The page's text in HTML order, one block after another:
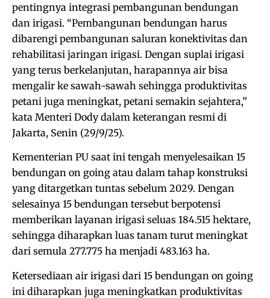
pentingnya integrasi pembangunan bendungan
dan irigasi. “Pembangunan bendungan harus
dibarengi pembangunan saluran konektivitas dan
rehabilitasi jaringan irigasi. Dengan suplai irigasi
yang terus berkelanjutan, harapannya air bisa
mengalir ke sawah-sawah sehingga produktivitas
petani juga meningkat, petani semakin sejahtera,”
kata Menteri Dody dalam keterangan resmi di
Jakarta, Senin (29/9/25).
Kementerian PU saat ini tengah menyelesaikan 15
bendungan on going atau dalam tahap konstruksi
yang ditargetkan tuntas sebelum 2029. Dengan
selesainya 15 bendungan tersebut berpotensi
memberikan layanan irigasi seluas 184.515 hektare,
sehingga diharapkan luas tanam turut meningkat
dari semula 277.775 ha menjadi 483.163 ha.
Ketersediaan air irigasi dari 15 bendungan on going
ini diharapkan juga meningkatkan produktivitas